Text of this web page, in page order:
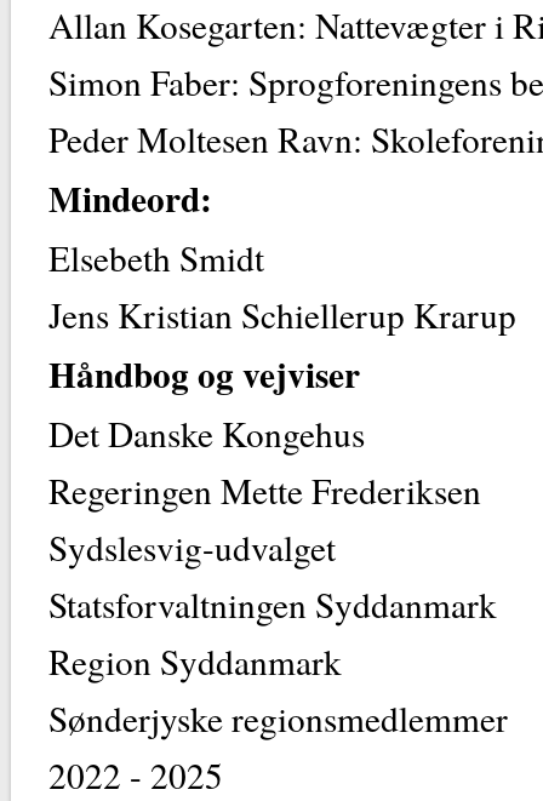
Allan Kosegarten: Nattevægter i
Simon Faber: Sprogforeningens
Peder Moltesen Ravn:
Mindeord:
Elsebeth Smidt
Jens Kristian Schiellerup Krarup
Håndbog og vejviser
Det Danske Kongehus
Regeringen Mette Frederiksen
Sydslesvig-udvalget
Statsforvaltningen Syddanmark
Region Syddanmark
Sønderjyske regionsmedlemmer
2022 - 2025